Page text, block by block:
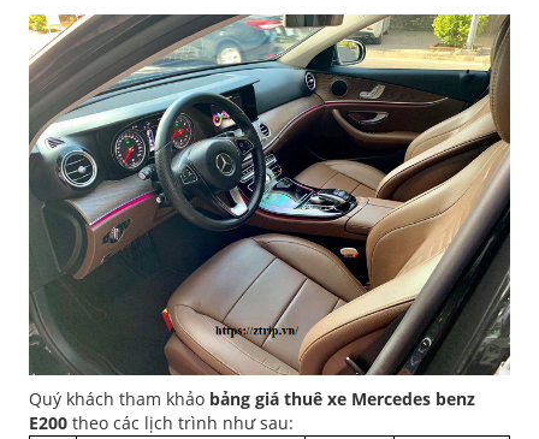
Quý khách tham khảo bảng giá thuê xe Mercedes benz
E200 theo các lịch trình như sau: